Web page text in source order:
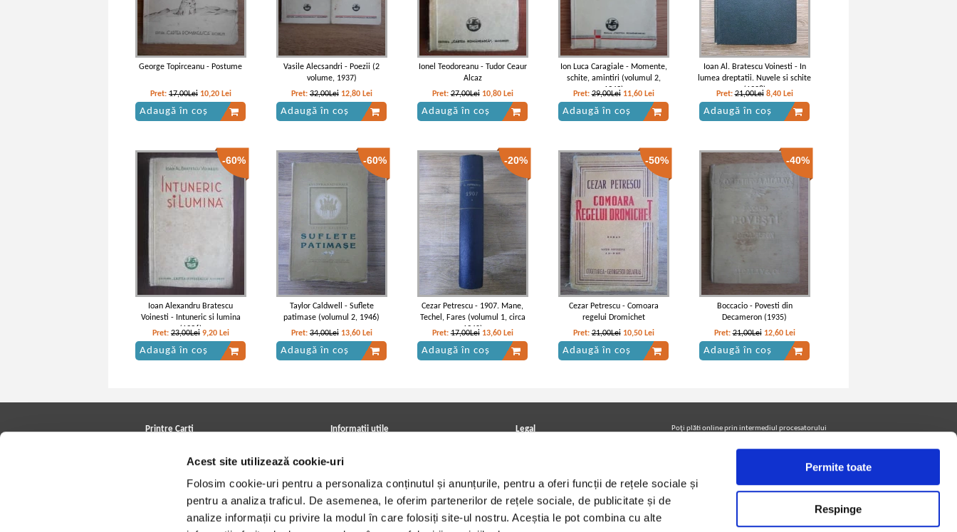
Acest site utilizează cookie-uri
Folosim cookie-uri pentru a personaliza conținutul și anunțurile, pentru a oferi funcții de rețele sociale și
pentru a analiza traficul. De asemenea, le oferim partenerilor de rețele sociale, de publicitate și de
analize informații cu privire la modul în care folosiți site-ul nostru. Aceștia le pot combina cu alte
Permite toate
Respinge
George Topirceanu - Postume
Pret: 17,00Lei 10,20 Lei
Adaugă în coș
Vasile Alecsandri - Poezii (2
volume, 1937)
Pret:32,00Lei 12,80 Lei
Adaugă în coș
Ionel Teodoreanu - Tudor Ceaur
Alcaz
Pret:27,00Lei 10,80 Lei
Adaugă în coș
Ion Luca Caragiale - Momente,
schite, amintiri (volumul 2,
1943)
Pret:29,00Lei 11,60 Lei
Adaugă în coș
Ioan Al. Bratescu Voinesti - In
lumea dreptatii. Nuvele si schite
(1928)
Pret:21,00Lei 8,40 Lei
Adaugă în coș
-60%
Ioan Alexandru Bratescu
Voinesti - Intuneric si lumina
(1936)
Pret: 23,00Lei 9,20 Lei
Adaugă în coș
-60%
Taylor Caldwell - Suflete
patimase (volumul 2, 1946)
Pret:34,00Lei 13,60 Lei
Adaugă în coș
-20%
Cezar Petrescu - 1907. Mane,
Techel, Fares (volumul 1, circa
1940)
Pret:17,00Lei 13,60 Lei
Adaugă în coș
-50%
Cezar Petrescu - Comoara
regelui Dromichet
Pret:21,00Lei 10,50 Lei
Adaugă în coș
-40%
Boccacio - Povesti din
Decameron (1935)
Pret:21,00Lei 12,60 Lei
Adaugă în coș
Printre Carti
Cele mai căutate cărți
Blog Printre Carti
Cărţi sub 5 lei
Informatii utile
Achizitii viniluri, casete, CD/DVD
Cum cumpar?
Politica de livrare
Retur comenzi
Angajari - Cariere
Legal
Termeni si conditii
Utilizare cookie-uri
Poţi plăti online prin intermediul procesatorului
Urmăreşte-ne pe facebook pentru a fi la curent cu